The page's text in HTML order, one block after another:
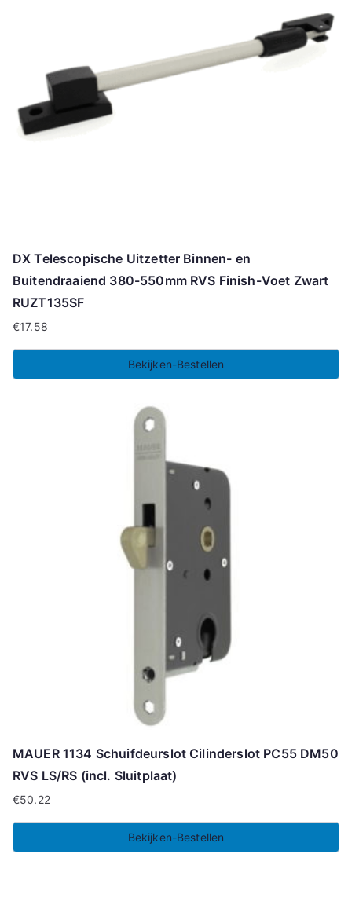
DX Telescopische Uitzetter Binnen- en
Buitendraaiend 380-550mm RVS Finish-Voet Zwart
RUZT135SF
€17.58
Bekijken-Bestellen
MAUER 1134 Schuifdeurslot Cilinderslot PC55 DM50
RVS LS/RS (incl. Sluitplaat)
€50.22
Bekijken-Bestellen